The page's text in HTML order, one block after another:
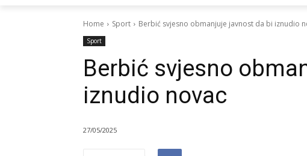
Home Sport Berbić svjesno obmanjuje javnost da bi iznudio
Sport
Berbić svjesno
iznudio novac
27/05/2025